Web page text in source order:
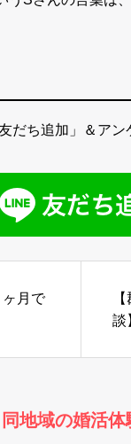
だち追加」＆アン
月で
談
同地域の婚活体